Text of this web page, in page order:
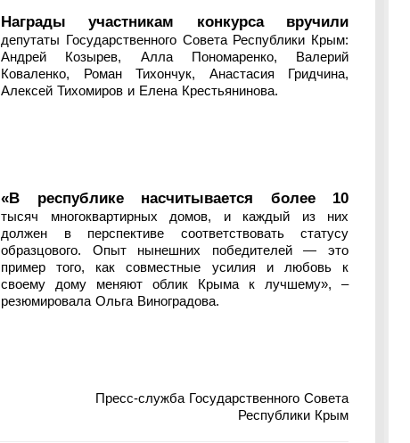
Награды участникам конкурса вручили
депутаты Государственного Совета Республики Крым:
Андрей Козырев, Алла Пономаренко, Валерий
Коваленко, Роман Тихончук, Анастасия Гридчина,
Алексей Тихомиров и Елена Крестьянинова.
«В республике насчитывается более 10
тысяч многоквартирных домов, и каждый из них
должен в перспективе соответствовать статусу
образцового. Опыт нынешних победителей — это
пример того, как совместные усилия и любовь к
своему дому меняют облик Крыма к лучшему», –
резюмировала Ольга Виноградова.
Пресс-служба Государственного Совета
Республики Крым